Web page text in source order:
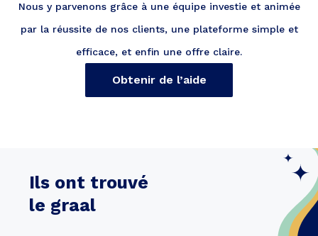
Nous y parvenons grâce à une équipe investie et animée
par la réussite de nos clients, une plateforme simple et
efficace, et enfin une offre claire.
Obtenir de l’aide
Ils ont trouvé
le graal